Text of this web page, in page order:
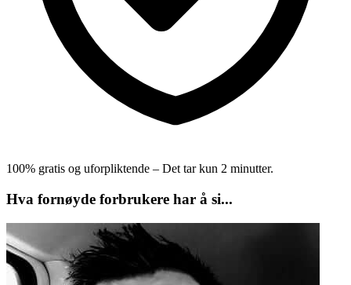
100% gratis og uforpliktende – Det tar kun 2 minutter.
Hva fornøyde forbrukere har å si...